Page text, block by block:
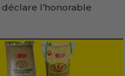
déclare l’honorable